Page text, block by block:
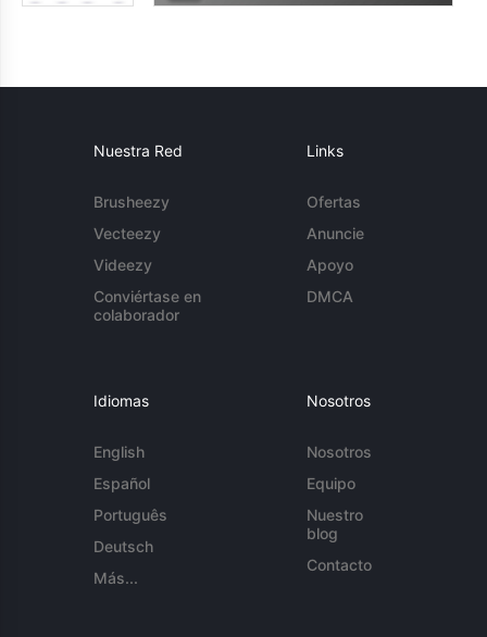
Nuestra Red
Brusheezy
Vecteezy
Videezy
Conviértase en
colaborador
Links
Ofertas
Anuncie
Apoyo
DMCA
Idiomas
English
Español
Português
Deutsch
Más...
Nosotros
Nosotros
Equipo
Nuestro
blog
Contacto